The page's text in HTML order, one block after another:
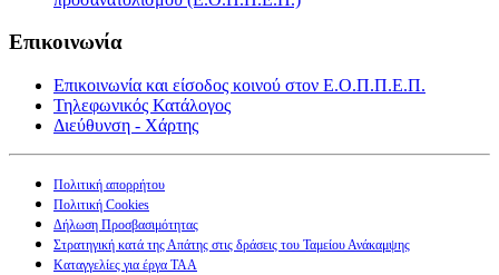
Επικοινωνία
Επικοινωνία και είσοδος κοινού στον Ε.Ο.Π.Π.Ε.Π.
Τηλεφωνικός Κατάλογος
Διεύθυνση - Χάρτης
Πολιτική απορρήτου
Πολιτική Cookies
Δήλωση Προσβασιμότητας
Στρατηγική κατά της Απάτης στις δράσεις του Ταμείου Ανάκαμψης
Καταγγελίες για έργα ΤΑΑ